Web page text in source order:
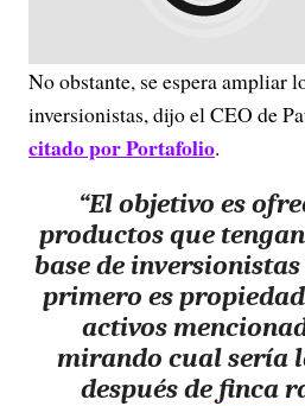
No obstante, se espera ampliar
inversionistas, dijo el CEO de
citado por Portafolio.
“El objetivo es
productos que
base de
primero es
activos
mirando cual sería
después de finca